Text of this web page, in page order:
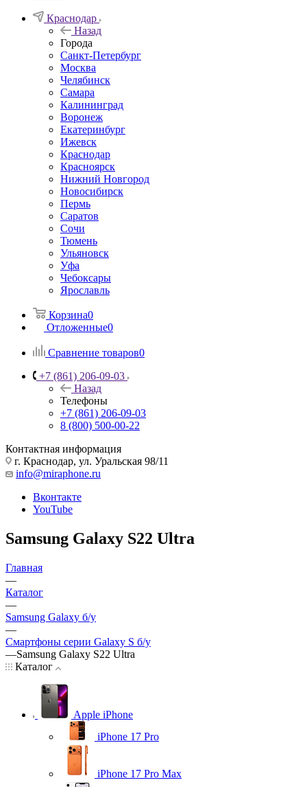
Краснодар
Назад
Города
Санкт-Петербург
Москва
Челябинск
Самара
Калининград
Воронеж
Екатеринбург
Ижевск
Краснодар
Красноярск
Нижний Новгород
Новосибирск
Пермь
Саратов
Сочи
Тюмень
Ульяновск
Уфа
Чебоксары
Ярославль
Корзина0
Отложенные0
Сравнение товаров0
+7 (861) 206-09-03
Назад
Телефоны
+7 (861) 206-09-03
8 (800) 500-00-22
Контактная информация
г. Краснодар, ул. Уральская 98/11
info@miraphone.ru
Вконтакте
YouTube
Samsung Galaxy S22 Ultra
Главная
—
Каталог
—
Samsung Galaxy б/у
—
Смартфоны серии Galaxy S б/у
—Samsung Galaxy S22 Ultra
Каталог
Apple iPhone
iPhone 17 Pro
iPhone 17 Pro Max